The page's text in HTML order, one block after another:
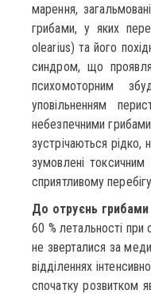
марення,
грибами, у яких
olearius) та його
синдром, що
психомоторним
уповільненням
небезпечними
зустрічаються рідко,
зумовлені
сприятливому
До отруєнь грибами
60 % летальності при
не зверталися за
відділеннях
спочатку розвитком